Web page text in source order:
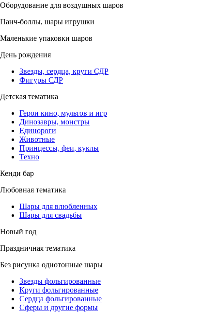
Оборудование для воздушных шаров
Панч-боллы, шары игрушки
Маленькие упаковки шаров
День рождения
Звезды, сердца, круги СДР
Фигуры СДР
Детская тематика
Герои кино, мультов и игр
Динозавры, монстры
Единороги
Животные
Принцессы, феи, куклы
Техно
Кенди бар
Любовная тематика
Шары для влюбленных
Шары для свадьбы
Новый год
Праздничная тематика
Без рисунка однотонные шары
Звезды фольгированные
Круги фольгированные
Сердца фольгированные
Сферы и другие формы